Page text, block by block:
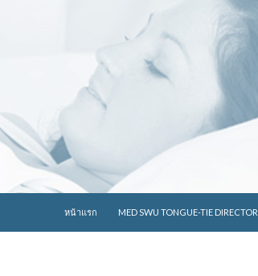
หน้าแรก
MED SWU TONGUE-TIE DIRECTOR